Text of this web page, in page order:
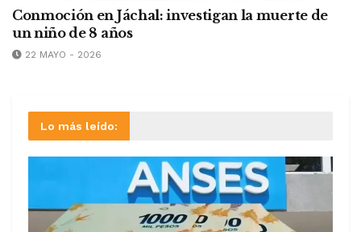
Conmoción en Jáchal: investigan la muerte de
un niño de 8 años
22 MAYO - 2026
Lo más leído: